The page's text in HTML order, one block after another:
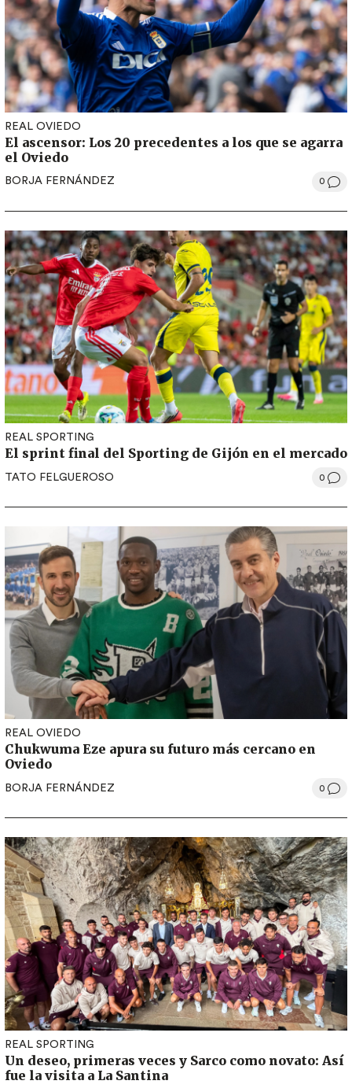
REAL OVIEDO
El ascensor: Los 20 precedentes a los que se agarra
el Oviedo
BORJA FERNÁNDEZ 0
REAL SPORTING
El sprint final del Sporting de Gijón en el mercado
TATO FELGUEROSO 0
REAL OVIEDO
Chukwuma Eze apura su futuro más cercano en
Oviedo
BORJA FERNÁNDEZ 0
REAL SPORTING
Un deseo, primeras veces y Sarco como novato: Así
fue la visita a La Santina